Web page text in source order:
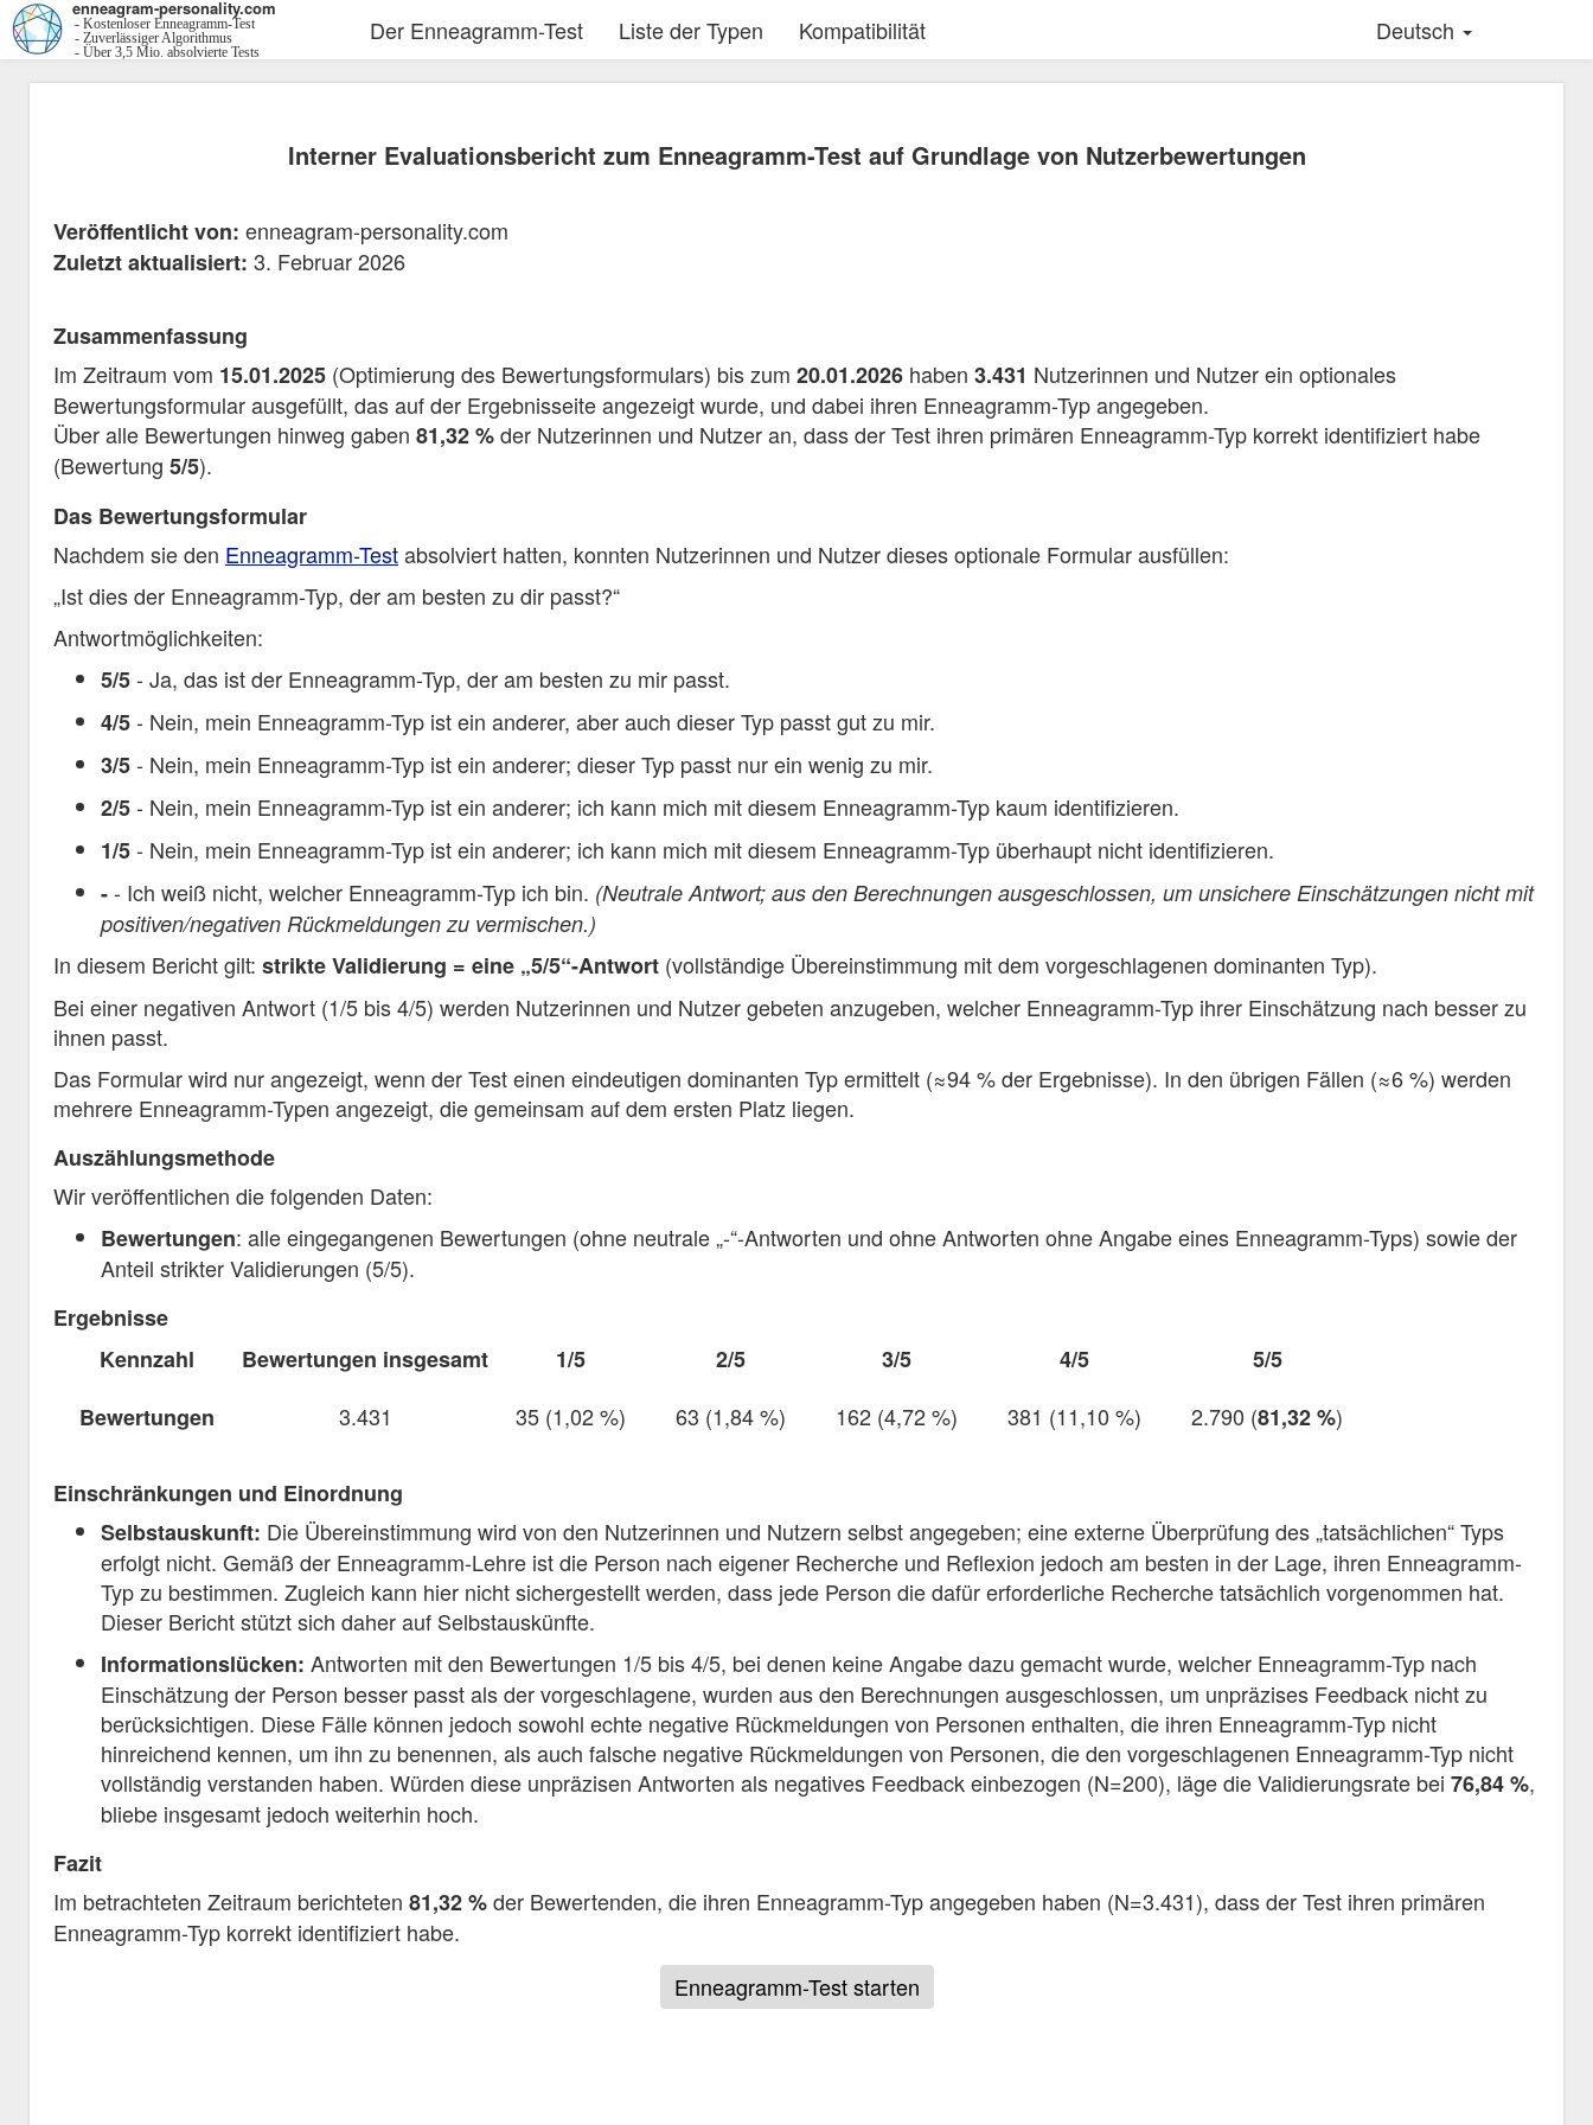
enneagram-personality.com
- Kostenloser Enneagramm-Test
- Zuverlässiger Algorithmus
- Über 3,5 Mio. absolvierte Tests
Der Enneagramm-Test Liste der Typen Kompatibilität Deutsch
Interner Evaluationsbericht zum Enneagramm-Test auf Grundlage von Nutzerbewertungen
Veröffentlicht von: enneagram-personality.com
Zuletzt aktualisiert: 3. Februar 2026
Zusammenfassung
Im Zeitraum vom 15.01.2025 (Optimierung des Bewertungsformulars) bis zum 20.01.2026 haben 3.431 Nutzerinnen und Nutzer ein optionales
Bewertungsformular ausgefüllt, das auf der Ergebnisseite angezeigt wurde, und dabei ihren Enneagramm-Typ angegeben.
Über alle Bewertungen hinweg gaben 81,32 %der Nutzerinnen und Nutzer an, dass der Test ihren primären Enneagramm-Typ korrekt identifiziert habe
(Bewertung 5/5).
Das Bewertungsformular
Nachdem sie den Enneagramm-Testabsolviert hatten, konnten Nutzerinnen und Nutzer dieses optionale Formular ausfüllen:
Ist dies der Enneagramm-Typ, der am besten zu dir passt?
Antwortmöglichkeiten:
5/5- Ja, das ist der Enneagramm-Typ, der am besten zu mir passt.
4/5- Nein, mein Enneagramm-Typ ist ein anderer, aber auch dieser Typ passt gut zu mir.
3/5- Nein, mein Enneagramm-Typ ist ein anderer; dieser Typ passt nur ein wenig zu mir.
2/5- Nein, mein Enneagramm-Typ ist ein anderer; ich kann mich mit diesem Enneagramm-Typ kaum identifizieren.
1/5- Nein, mein Enneagramm-Typ ist ein anderer; ich kann mich mit diesem Enneagramm-Typ überhaupt nicht identifizieren.
-- Ich weiß nicht, welcher Enneagramm-Typ ich bin. (Neutrale Antwort; aus den Berechnungen ausgeschlossen, um unsichere Einschätzungen nicht mit
positiven/negativen Rückmeldungen zu vermischen.)
In diesem Bericht gilt: strikte Validierung = eine „5/5“-Antwort (vollständige Übereinstimmung mit dem vorgeschlagenen dominanten Typ).
Bei einer negativen Antwort (1/5 bis 4/5) werden Nutzerinnen und Nutzer gebeten anzugeben, welcher Enneagramm-Typ ihrer Einschätzung nach besser zu
ihnen passt.
Das Formular wird nur angezeigt, wenn der Test einen eindeutigen dominanten Typ ermittelt (≈94 % der Ergebnisse). In den übrigen Fällen (≈6 %) werden
mehrere Enneagramm-Typen angezeigt, die gemeinsam auf dem ersten Platz liegen.
Auszählungsmethode
Wir veröffentlichen die folgenden Daten:
Bewertungen: alle eingegangenen Bewertungen (ohne neutrale „-“-Antworten und ohne Antworten ohne Angabe eines Enneagramm-Typs) sowie der
Anteil strikter Validierungen (5/5).
Ergebnisse
Kennzahl
Bewertungen insgesamt 1/5 2/5 3/5 4/5
5/5
Bewertungen
3.431 35 (1,02 %) 63 (1,84 %) 162 (4,72 %) 381 (11,10 %) 2.790 (81,32 %)
Einschränkungen und Einordnung
Selbstauskunft: Die Übereinstimmung wird von den Nutzerinnen und Nutzern selbst angegeben; eine externe Überprüfung des „tatsächlichen“ Typs
erfolgt nicht. Gemäß der Enneagramm-Lehre ist die Person nach eigener Recherche und Reflexion jedoch am besten in der Lage, ihren Enneagramm-
Typ zu bestimmen. Zugleich kann hier nicht sichergestellt werden, dass jede Person die dafür erforderliche Recherche tatsächlich vorgenommen hat.
Dieser Bericht stützt sich daher auf Selbstauskünfte.
Informationslücken: Antworten mit den Bewertungen 1/5 bis 4/5, bei denen keine Angabe dazu gemacht wurde, welcher Enneagramm-Typ nach
Einschätzung der Person besser passt als der vorgeschlagene, wurden aus den Berechnungen ausgeschlossen, um unpräzises Feedback nicht zu
berücksichtigen. Diese Fälle können jedoch sowohl echte negative Rückmeldungen von Personen enthalten, die ihren Enneagramm-Typ nicht
hinreichend kennen, um ihn zu benennen, als auch falsche negative Rückmeldungen von Personen, die den vorgeschlagenen Enneagramm-Typ nicht
vollständig verstanden haben. Würden diese unpräzisen Antworten als negatives Feedback einbezogen (N=200), läge die Validierungsrate bei 76,84 %,
bliebe insgesamt jedoch weiterhin hoch.
Fazit
Im betrachteten Zeitraum berichteten 81,32 %der Bewertenden, die ihren Enneagramm-Typ angegeben haben (N=3.431), dass der Test ihren primären
Enneagramm-Typ korrekt identifiziert habe.
Enneagramm-Test starten